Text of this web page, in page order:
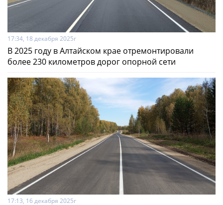
17:34, 18 декабря 2025г
В 2025 году в Алтайском крае отремонтировали
более 230 километров дорог опорной сети
17:13, 16 декабря 2025г